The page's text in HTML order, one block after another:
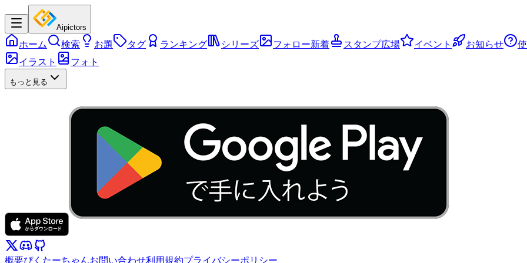
Aipictors
ホーム 検索 お題 タグ ランキング シリーズ フォロー新着 スタンプ広場 イベント お知らせ
イラスト
フォト
もっと見る
概要ぴくたーちゃんお問い合わせ利用規約プライバシーポリシー